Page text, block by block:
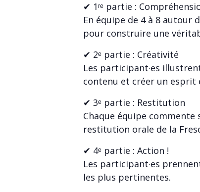
✔ 1ʳᵉ partie :
En équipe de 4 à 8 autour
pour construire une
✔ 2ᵉ partie : Créativité
Les participant·es
contenu et créer un esprit
✔ 3ᵉ partie : Restitution
Chaque équipe commente
restitution orale de la
✔ 4ᵉ partie : Action !
Les participant·es
les plus pertinentes.